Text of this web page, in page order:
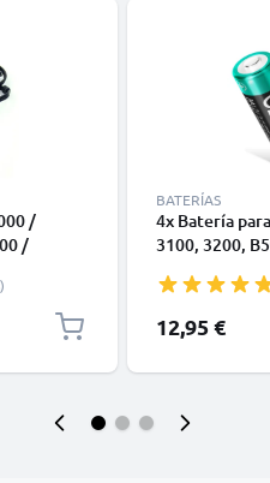
/
/
EG-
DVD, Blu-
BATERÍAS
4x Batería
3100, 3200,
2600mAh AA
12,95 €